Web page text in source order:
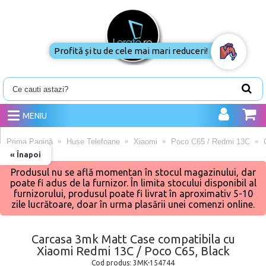
MENIU
« Înapoi
Prima Pagină Huse Telefoane Xiaomi Poco C65 / Redmi 13C
Produsul nu se află momentan în stocul magazinului, dar
poate fi adus de la furnizor. În limita stocului disponibil al
furnizorului, produsul poate fi livrat în aproximativ 5-10
zile lucrătoare, doar în urma plasării unei comenzi online.
Carcasa 3mk Matt Case compatibila cu
Xiaomi Redmi 13C / Poco C65, Black
Cod produs: 3MK-154744
Profită și tu de cele mai mari reduceri!